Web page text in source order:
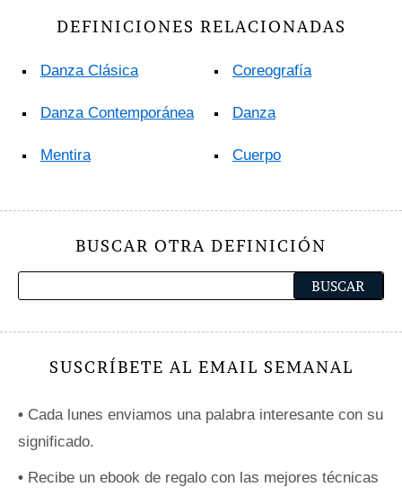
DEFINICIONES RELACIONADAS
Danza Clásica
Danza Contemporánea
Mentira
Coreografía
Danza
Cuerpo
BUSCAR OTRA DEFINICIÓN
SUSCRÍBETE AL EMAIL SEMANAL
• Cada lunes enviamos una palabra interesante con su
significado.
• Recibe un ebook de regalo con las mejores técnicas